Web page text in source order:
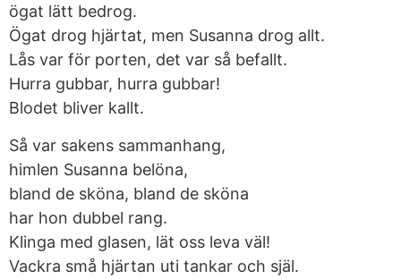
ögat lätt bedrog.
Ögat drog hjärtat, men Susanna drog allt.
Lås var för porten, det var så befallt.
Hurra gubbar, hurra gubbar!
Blodet bliver kallt.
Så var sakens sammanhang,
himlen Susanna belöna,
bland de sköna, bland de sköna
har hon dubbel rang.
Klinga med glasen, lät oss leva väl!
Vackra små hjärtan uti tankar och själ.